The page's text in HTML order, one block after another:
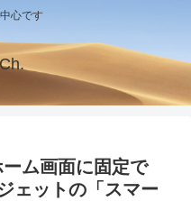
心です
ム画面に固定で
ェットの「スマー